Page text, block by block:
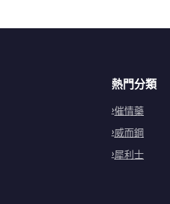
熱門分類
催情藥
威而鋼
犀利士